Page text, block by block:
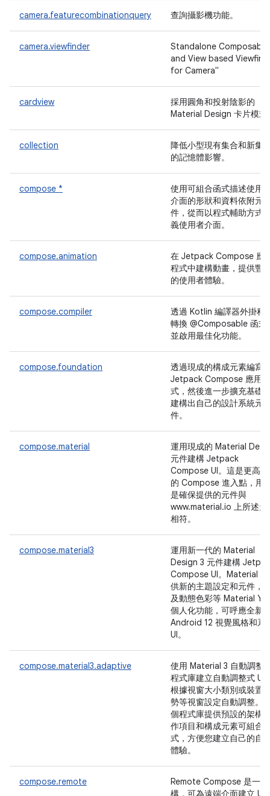
camera.featurecombinationquery 查詢攝影機功能。
camera.viewfinder
Standalone Composable
and View based
for Camera"
cardview
採用圓角和投射陰影的
Material Design 卡片模式
collection
降低小型現有集合和新集
的記憶體影響。
compose *
使用可組合函式描述使用
介面的形狀和資料依附元
件，從而以程式輔助方式
義使用者介面。
compose.animation
在 Jetpack Compose 應
程式中建構動畫，提供豐
的使用者體驗。
compose.compiler
透過 Kotlin 編譯器外掛程
轉換 @Composable 函式
並啟用最佳化功能。
compose.foundation
透過現成的構成元素編寫
Jetpack Compose 應用程
式，然後進一步擴充基礎
建構出自己的設計系統元
件。
compose.material
運用現成的 Material
元件建構 Jetpack
Compose UI。這是更高
的 Compose 進入點，用
是確保提供的元件與
www.material.io 上所述元
相符。
compose.material3
運用新一代的 Material
Design 3 元件建構
Compose UI。Material 3
供新的主題設定和元件，
及動態色彩等 Material
個人化功能，可呼應全新
Android 12 視覺風格和系
UI。
compose.material3.adaptive
使用 Material 3 自動調整
程式庫建立自動調整式 UI
根據視窗大小類別或裝置
勢等視窗設定自動調整。
個程式庫提供預設的架構
作項目和構成元素可組合
式，方便您建立自己的自
體驗。
compose.remote
Remote Compose 是一
構，可為遠端介面建立 UI